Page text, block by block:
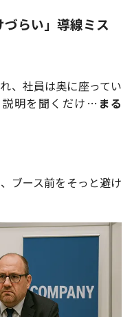
らい」導線ミス
、社員は奥に座ってい
説明を聞くだけ… まる
ブース前をそっと避け